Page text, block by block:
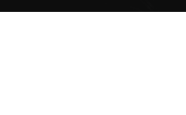
할인 쿠폰(8.1~31)